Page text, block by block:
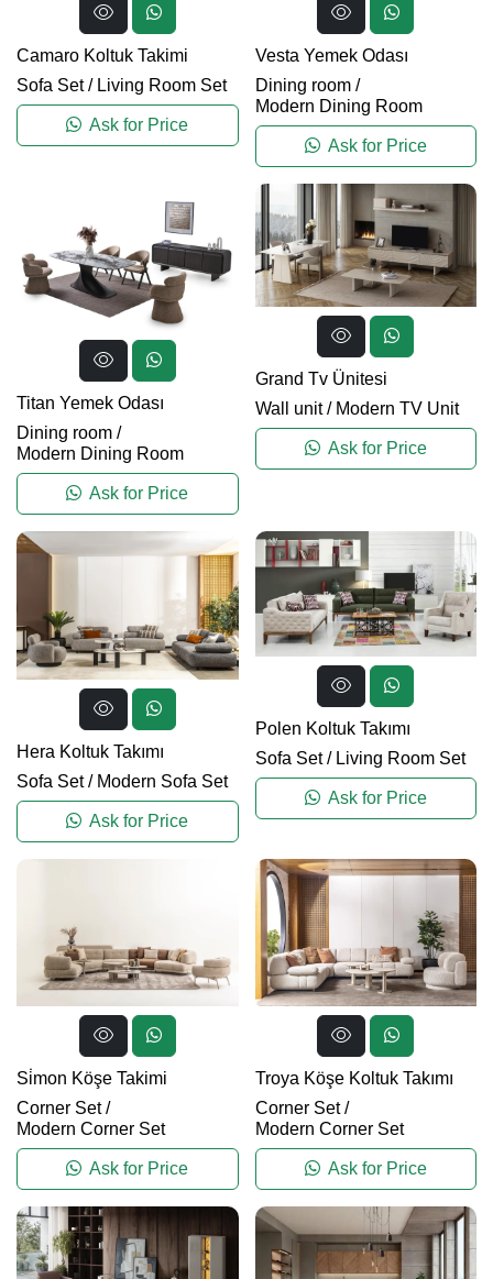
Camaro Koltuk Takimi
Sofa Set/ Living Room Set
Ask for Price
Vesta Yemek Odası
Dining room/
Modern Dining Room
Ask for Price
Titan Yemek Odası
Dining room /
Modern Dining Room
Ask for Price
Grand Tv Ünitesi
Wall unit/ Modern TV Unit
Ask for Price
Hera Koltuk Takımı
Sofa Set/ Modern Sofa Set
Ask for Price
Polen Koltuk Takımı
Sofa Set/ Living Room Set
Ask for Price
Si̇mon Köşe Takimi
Corner Set/
Modern Corner Set
Ask for Price
Troya Köşe Koltuk Takımı
Corner Set/
Modern Corner Set
Ask for Price